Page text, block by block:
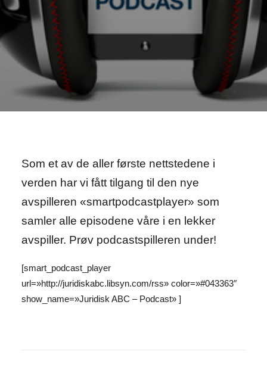
Som et av de aller første nettstedene i
verden har vi fått tilgang til den nye
avspilleren «smartpodcastplayer» som
samler alle episodene våre i en lekker
avspiller. Prøv podcastspilleren under!
[smart_podcast_player
url=»http://juridiskabc.libsyn.com/rss» color=»#043363″
show_name=»Juridisk ABC – Podcast» ]